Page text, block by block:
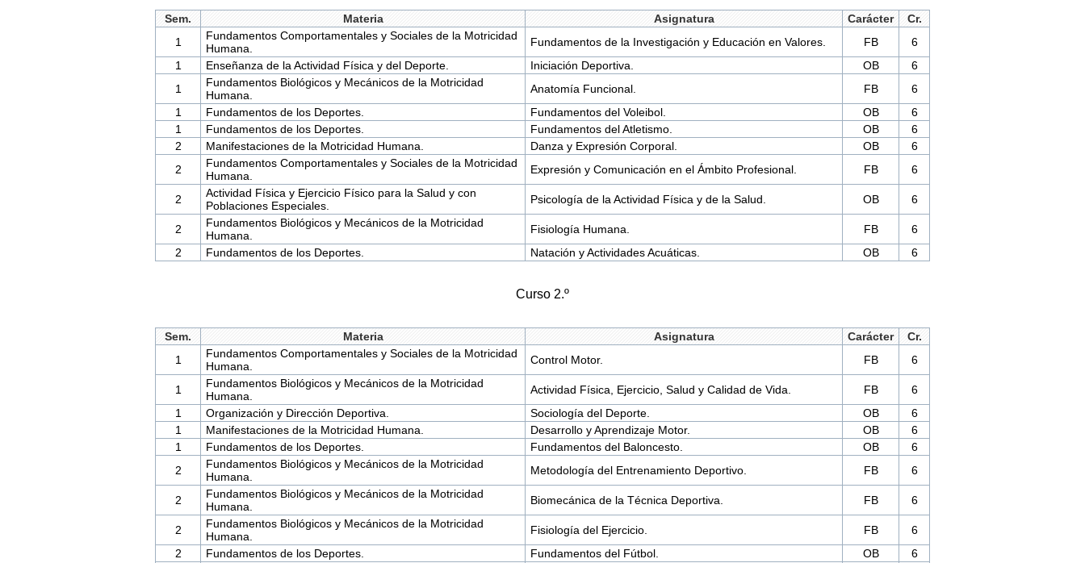
Sem. Materia Asignatura Carácter
Cr.
1
Fundamentos Comportamentales y Sociales de la Motricidad
Humana.
Fundamentos de la Investigación y Educación en Valores. FB
6
1
Enseñanza de la Actividad Física y del Deporte. Iniciación Deportiva. OB
6
1
Fundamentos Biológicos y Mecánicos de la Motricidad
Humana.
Anatomía Funcional. FB
6
1
Fundamentos de los Deportes. Fundamentos del Voleibol. OB
6
1
Fundamentos de los Deportes. Fundamentos del Atletismo. OB
6
2
Manifestaciones de la Motricidad Humana. Danza y Expresión Corporal. OB
6
2
Fundamentos Comportamentales y Sociales de la Motricidad
Humana.
Expresión y Comunicación en el Ámbito Profesional. FB 6
2
Actividad Física y Ejercicio Físico para la Salud y con
Poblaciones Especiales.
Psicología de la Actividad Física y de la Salud. OB 6
2
Fundamentos Biológicos y Mecánicos de la Motricidad
Humana.
Fisiología Humana. FB
6
2
Fundamentos de los Deportes. Natación y Actividades Acuáticas. OB 6
Curso 2.º
Sem. Materia Asignatura Carácter
Cr.
1
Fundamentos Comportamentales y Sociales de la Motricidad
Humana.
Control Motor. FB 6
1
Fundamentos Biológicos y Mecánicos de la Motricidad
Humana.
Actividad Física, Ejercicio, Salud y Calidad de Vida. FB
6
1
Organización y Dirección Deportiva. Sociología del Deporte. OB
6
1
Manifestaciones de la Motricidad Humana. Desarrollo y Aprendizaje Motor. OB
6
1
Fundamentos de los Deportes. Fundamentos del Baloncesto. OB
6
2
Fundamentos Biológicos y Mecánicos de la Motricidad
Humana.
Metodología del Entrenamiento Deportivo. FB 6
2
Fundamentos Biológicos y Mecánicos de la Motricidad
Humana.
Biomecánica de la Técnica Deportiva. FB 6
2
Fundamentos Biológicos y Mecánicos de la Motricidad
Humana.
Fisiología del Ejercicio. FB
6
2
Fundamentos de los Deportes. Fundamentos del Fútbol. OB
6